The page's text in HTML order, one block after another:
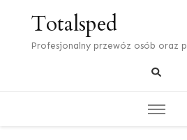
Totalsped
Profesjonalny przewóz osób oraz